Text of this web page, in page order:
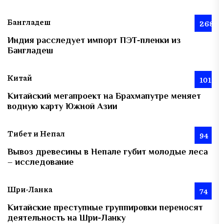
Бангладеш 268
Индия расследует импорт ПЭТ-пленки из
Бангладеш
Китай 101
Китайский мегапроект на Брахмапутре меняет
водную карту Южной Азии
Тибет и Непал 94
Вывоз древесины в Непале губит молодые леса
– исследование
Шри-Ланка 74
Китайские преступные группировки переносят
деятельность на Шри-Ланку